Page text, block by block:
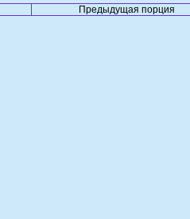
Предыдущая порция